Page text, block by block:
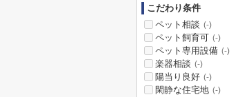
こだわり条件
ペット相談 (-)
ペット飼育可 (-)
ペット専用設備 (-)
楽器相談 (-)
陽当り良好 (-)
閑静な住宅地 (-)